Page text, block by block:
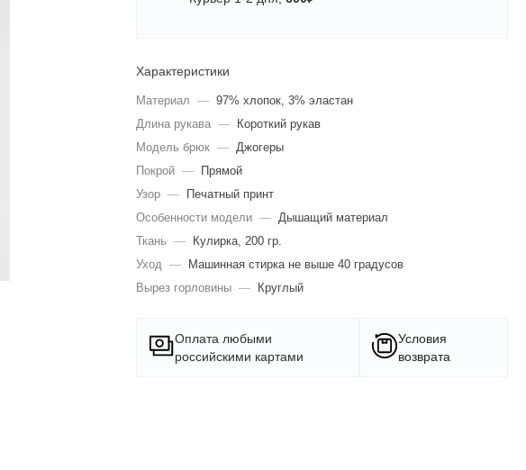
Характеристики
Материал — 97% хлопок, 3% эластан
Длина рукава —
Короткий рукав
Модель брюк — Джогеры
Покрой —
Прямой
Узор —
Печатный принт
Особенности модели — Дышащий материал
Ткань —
Кулирка, 200 гр.
Уход —
Машинная стирка не выше 40 градусов
Вырез горловины — Круглый
Оплата любыми
российскими картами
Условия
возврата